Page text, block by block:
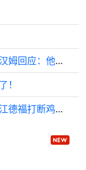
布鲁克林发长文控诉“受忽视童年” 贝克汉姆回应：他有权犯错
父母爱情：卫国把侯城北门牙打掉气的江德福打断鸡毛掸子